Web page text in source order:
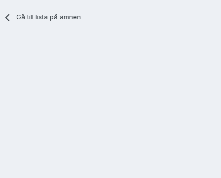
Gå till lista på ämnen